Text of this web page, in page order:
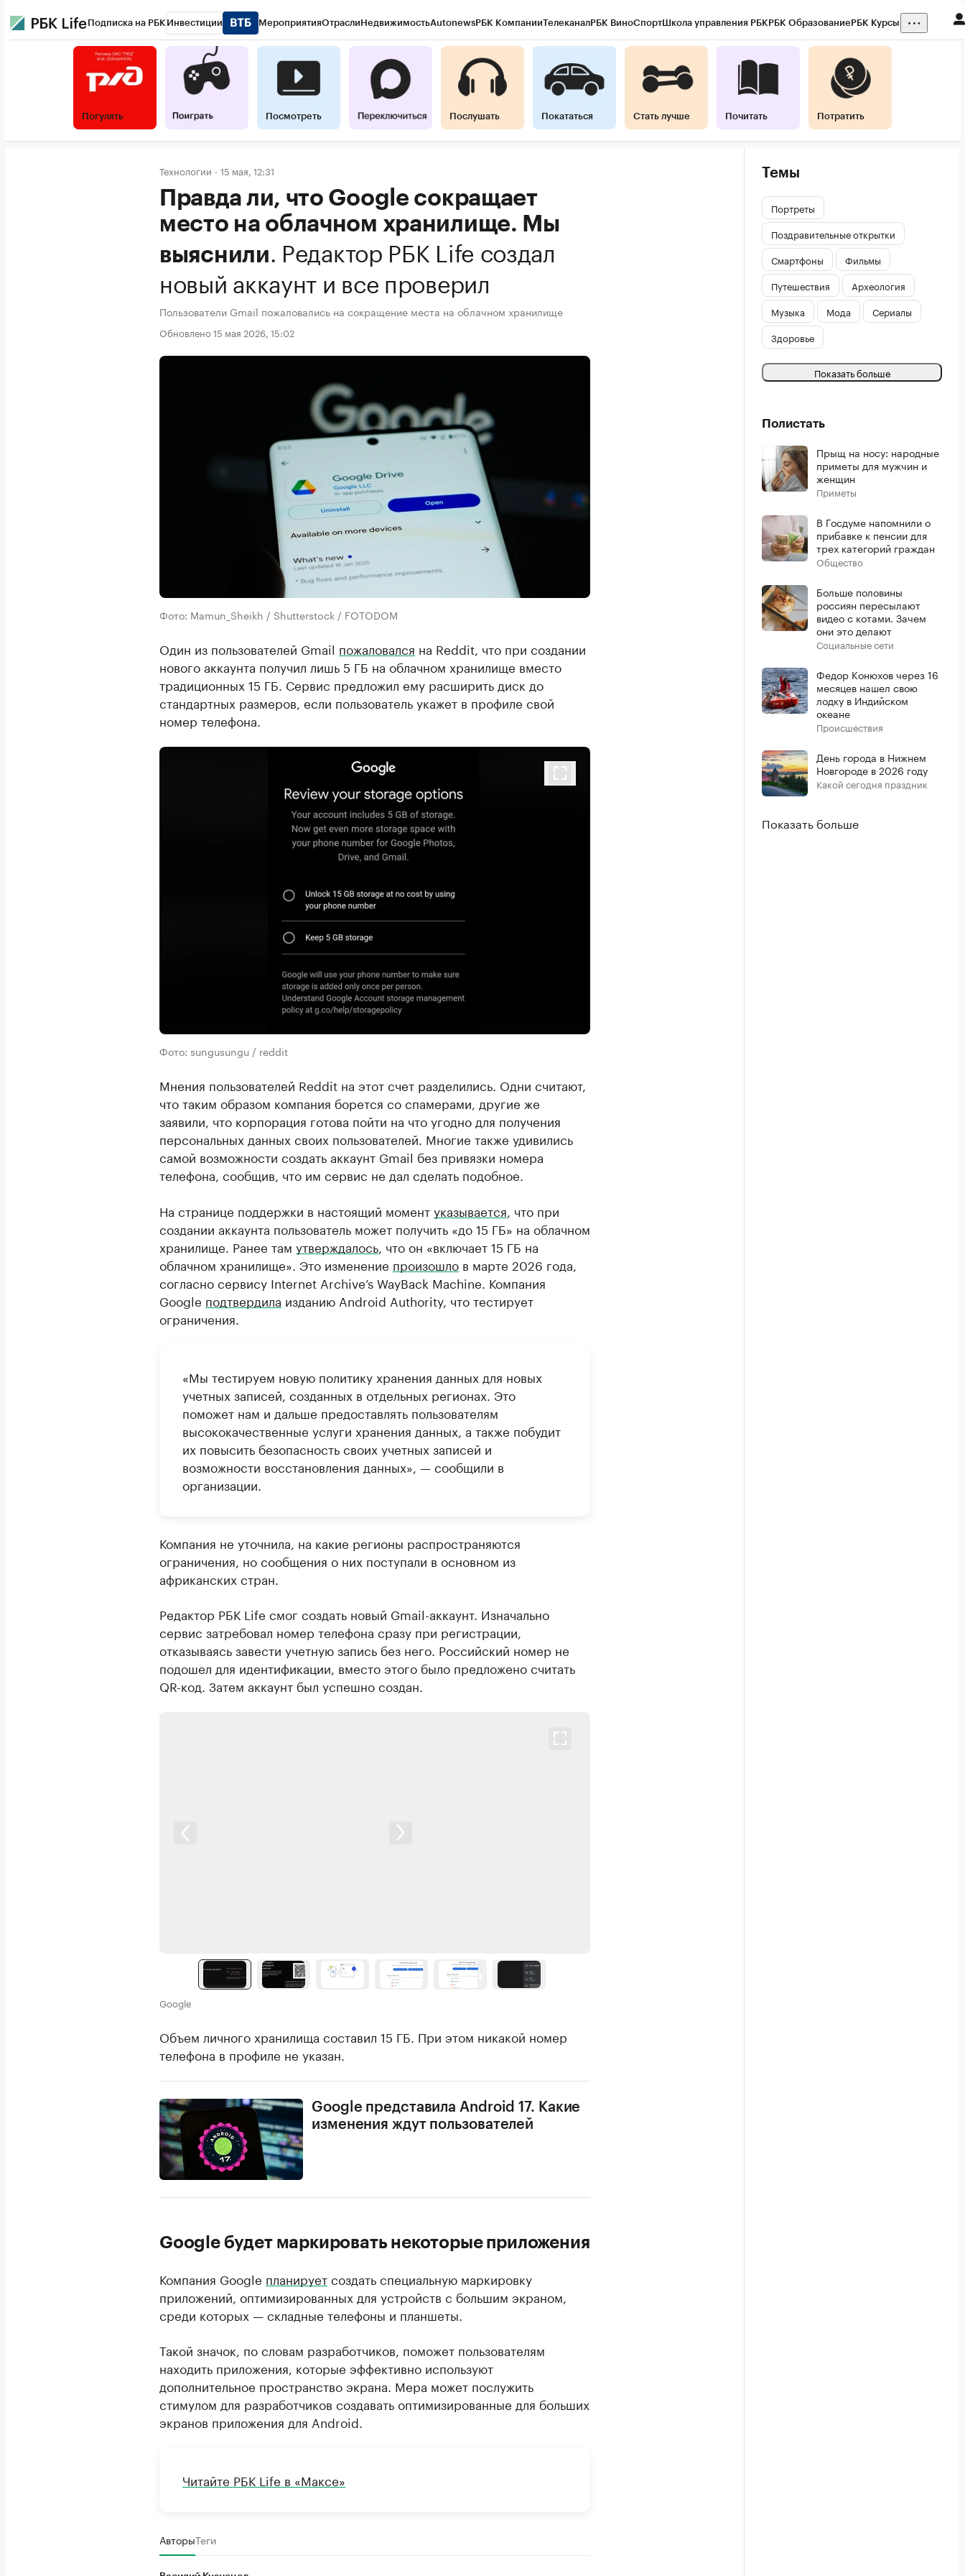
Подписка на РБК Инвестиции МероприятияОтраслиНедвижимостьAutonewsРБК КомпанииТелеканалРБК ВиноСпортШкола управления РБКРБК ОбразованиеРБК Курсы
Погулять Посмотреть Послушать Покататься Стать лучше Почитать Потратить
Технологии 15 мая, 12:31
Правда ли, что Google сокращает
место на облачном хранилище. Мы
выяснили. Редактор РБК Life создал
новый аккаунт и все проверил
Пользователи Gmail пожаловались на сокращение места на облачном хранилище
Обновлено 15 мая 2026, 15:02
Фото: Mamun_Sheikh / Shutterstock / FOTODOM
Один из пользователей Gmail пожаловался на Reddit, что при создании
нового аккаунта получил лишь 5 ГБ на облачном хранилище вместо
традиционных 15 ГБ. Сервис предложил ему расширить диск до
стандартных размеров, если пользователь укажет в профиле свой
номер телефона.
Фото: sungusungu / reddit
Мнения пользователей Reddit на этот счет разделились. Одни считают,
что таким образом компания борется со спамерами, другие же
заявили, что корпорация готова пойти на что угодно для получения
персональных данных своих пользователей. Многие также удивились
самой возможности создать аккаунт Gmail без привязки номера
телефона, сообщив, что им сервис не дал сделать подобное.
На странице поддержки в настоящий моментуказывается , что при
создании аккаунта пользователь может получить «до 15 ГБ» на облачном
хранилище. Ранее там утверждалось , что он «включает 15 ГБ на
облачном хранилище». Это изменение произошло в марте 2026 года,
согласно сервису Internet Archive’s WayBack Machine. Компания
Google подтвердила изданию Android Authority, что тестирует
ограничения.
«Мы тестируем новую политику хранения данных для новых
учетных записей, созданных в отдельных регионах. Это
поможет нам и дальше предоставлять пользователям
высококачественные услуги хранения данных, а также побудит
их повысить безопасность своих учетных записей и
возможности восстановления данных», — сообщили в
организации.
Компания не уточнила, на какие регионы распространяются
ограничения, но сообщения о них поступали в основном из
африканских стран.
Редактор РБК Life смог создать новый Gmail-аккаунт. Изначально
сервис затребовал номер телефона сразу при регистрации,
отказываясь завести учетную запись без него. Российский номер не
подошел для идентификации, вместо этого было предложено считать
QR-код. Затем аккаунт был успешно создан.
Google
Объем личного хранилища составил 15 ГБ. При этом никакой номер
телефона в профиле не указан.
Google представила Android 17. Какие
изменения ждут пользователей
Google будет маркировать некоторые приложения
Компания Google планируетсоздать специальную маркировку
приложений, оптимизированных для устройств с большим экраном,
среди которых — складные телефоны и планшеты.
Такой значок, по словам разработчиков, поможет пользователям
находить приложения, которые эффективно используют
дополнительное пространство экрана. Мера может послужить
стимулом для разработчиков создавать оптимизированные для больших
экранов приложения для Android.
Читайте РБК Life в «Максе»
АвторыТеги
Темы
Портреты
Поздравительные открытки
Смартфоны
Фильмы
Путешествия
Археология
Музыка
Мода
Сериалы
Здоровье
Показать больше
Полистать
Прыщ на носу: народные
приметы для мужчин и
женщин
Приметы
В Госдуме напомнили о
прибавке к пенсии для
трех категорий граждан
Общество
Больше половины
россиян пересылают
видео с котами. Зачем
они это делают
Социальные сети
Федор Конюхов через 16
месяцев нашел свою
лодку в Индийском
океане
Происшествия
День города в Нижнем
Новгороде в 2026 году
Какой сегодня праздник
Показать больше